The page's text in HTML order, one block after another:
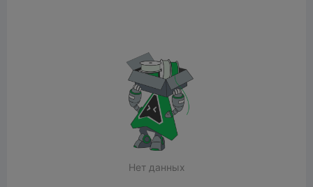
Нет данных